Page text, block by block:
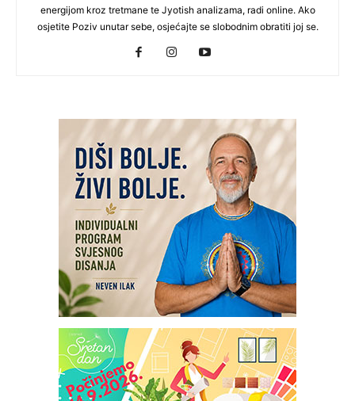
energijom kroz tretmane te Jyotish analizama, radi online. Ako
osjetite Poziv unutar sebe, osjećajte se slobodnim obratiti joj se.